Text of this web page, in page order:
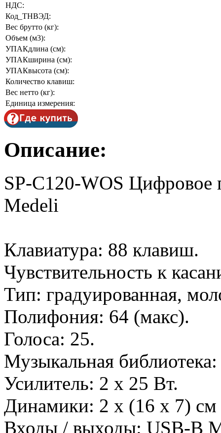
НДС:
Код_ТНВЭД:
Вес брутто (кг):
Объем (м3):
УПАКдлина (см):
УПАКширина (см):
УПАКвысота (см):
Количество клавиш:
Вес нетто (кг):
Единица измерения:
Описание:
SP-C120-WOS Цифровое
Medeli
Клавиатура: 88 клавиш.
Чувствительность к
Тип: градуированная,
Полифония: 64 (макс).
Голоса: 25.
Музыкальная
Усилитель: 2 х 25 Вт.
Динамики: 2 x (16 x 7) см
Входы / выходы: USB-B